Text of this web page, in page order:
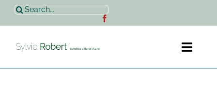
Passer
contenu
Rechercher: